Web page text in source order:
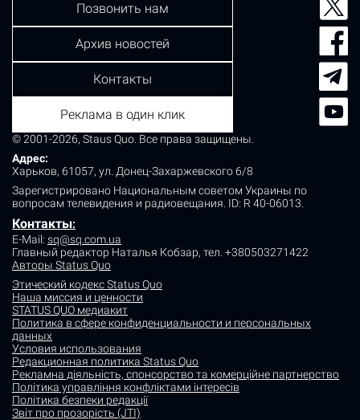
© 2001-2026, Staus Quo. Все права защищены.
Адрес:
Харьков, 61057, ул. Донец-Захаржевского 6/8
Зарегистрировано Национальным советом Украины по
вопросам телевидения и радиовещания. ID: R 40-06013.
Контакты:
E-Mail: sq@sq.com.ua
Главный редактор Наталья Кобзар, тел. +380503271422
Авторы Status Quo
Этический кодекс Status Quo
Наша миссия и ценности
STATUS QUO медиакит
Политика в сфере конфиденциальности и персональных
данных
Условия использования
Редакционная политика Status Quo
Рекламна діяльність, спонсорство та комерційне партнерство
Політика управління конфліктами інтересів
Політика безпеки редакції
Звіт про прозорість (JTI)
Позвонить нам
Архив новостей
Контакты
Реклама в один клик